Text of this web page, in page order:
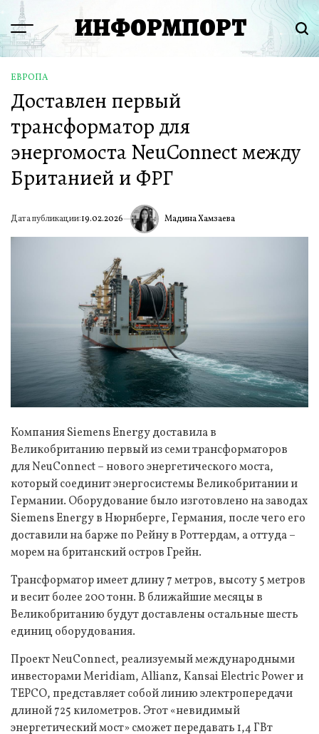
Перейти
содержимому
Menu ИНФОРМПОРТ
ОПУБЛИКОВАНО
В
ЕВРОПА
Доставлен первый
трансформатор для
энергомоста NeuConnect между
Британией и ФРГ
Дата публикации:19.02.2026 ИА Мадина Хамзаева
Компания Siemens Energy доставила в
Великобританию первый из семи трансформаторов
для NeuConnect – нового энергетического моста,
который соединит энергосистемы Великобритании и
Германии. Оборудование было изготовлено на заводах
Siemens Energy в Нюрнберге, Германия, после чего его
доставили на барже по Рейну в Роттердам, а оттуда –
морем на британский остров Грейн.
Трансформатор имеет длину 7 метров, высоту 5 метров
и весит более 200 тонн. В ближайшие месяцы в
Великобританию будут доставлены остальные шесть
единиц оборудования.
Проект NeuConnect, реализуемый международными
инвесторами Meridiam, Allianz, Kansai Electric Power и
TEPCO, представляет собой линию электропередачи
длиной 725 километров. Этот «невидимый
энергетический мост» сможет передавать 1,4 ГВт